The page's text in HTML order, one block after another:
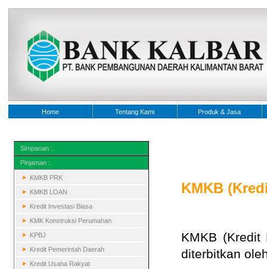
Home Tentang Kami Produk & Jasa
Simpanan :.
Pinjaman :.
KMKB PRK
KMKB LOAN
Kredit Investasi Biasa
KMK Konstruksi Perumahan
KPBJ
Kredit Pemerintah Daerah
Kredit Usaha Rakyat
KMKB
KMKB
diterbitkan